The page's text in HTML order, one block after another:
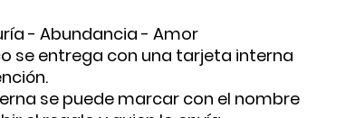
- Abundancia - Amor
se entrega con una tarjeta interna
se puede marcar con el nombre